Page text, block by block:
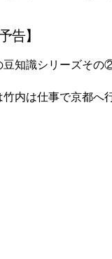
告】
豆知識シリーズその
竹内は仕事で京都へ